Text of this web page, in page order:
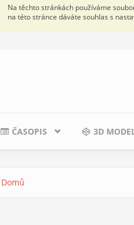
Na těchto stránkách používáme
na této stránce dáváte souhlas s
ČASOPIS 3D
Jste zde
Domů